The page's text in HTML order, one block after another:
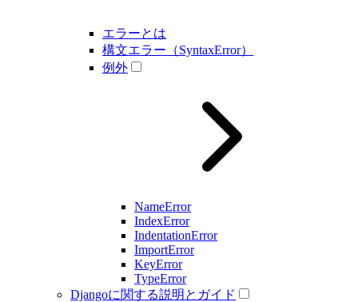
エラーとは
構文エラー（SyntaxError）
例外
NameError
IndexError
IndentationError
ImportError
KeyError
TypeError
Djangoに関する説明とガイド